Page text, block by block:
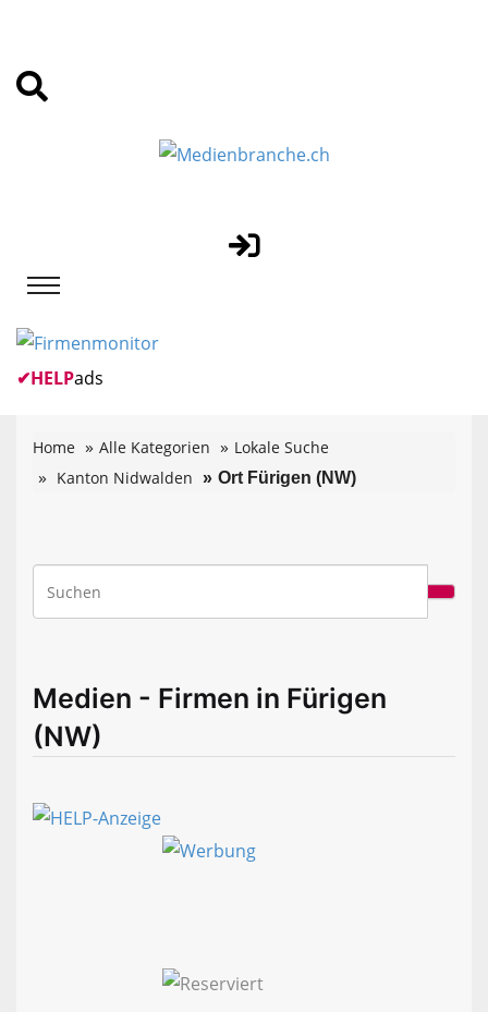
✔HELPads
Home Alle Kategorien
Lokale Suche
Kanton Nidwalden
Ort Fürigen (NW)
Medien - Firmen in Fürigen
(NW)